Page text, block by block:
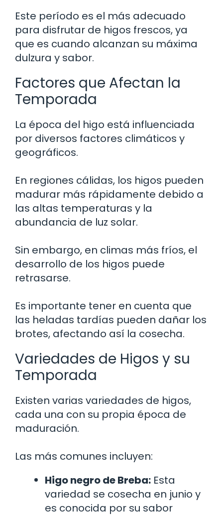
Este período es el más adecuado
para disfrutar de higos frescos, ya
que es cuando alcanzan su máxima
dulzura y sabor.
Factores que Afectan la
Temporada
La época del higo está influenciada
por diversos factores climáticos y
geográficos.
En regiones cálidas, los higos pueden
madurar más rápidamente debido a
las altas temperaturas y la
abundancia de luz solar.
Sin embargo, en climas más fríos, el
desarrollo de los higos puede
retrasarse.
Es importante tener en cuenta que
las heladas tardías pueden dañar los
brotes, afectando así la cosecha.
Variedades de Higos y su
Temporada
Existen varias variedades de higos,
cada una con su propia época de
maduración.
Las más comunes incluyen:
Higo negro de Breba: Esta
variedad se cosecha en junio y
es conocida por su sabor